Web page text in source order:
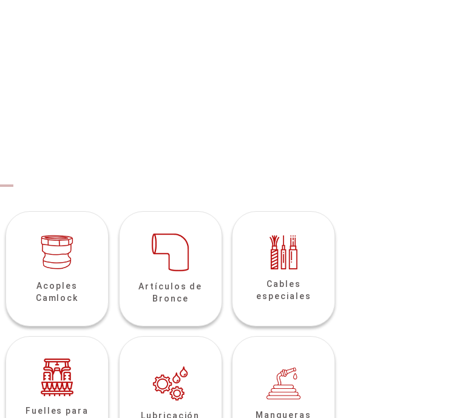
Acoples
Camlock
Artículos de
Bronce
Cables
especiales
Fuelles para
Lubricación Mangueras